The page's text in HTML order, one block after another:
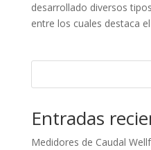
desarrollado diversos
entre los cuales destaca
Entradas
Medidores de Caudal